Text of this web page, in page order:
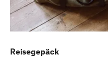
Reisegepäck